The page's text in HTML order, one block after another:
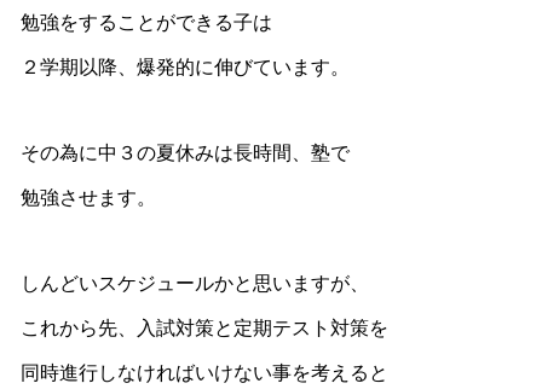
勉強をすることができる子は
２学期以降、爆発的に伸びています。
その為に中３の夏休みは長時間、塾で
勉強させます。
しんどいスケジュールかと思いますが、
これから先、入試対策と定期テスト対策を
同時進行しなければいけない事を考えると